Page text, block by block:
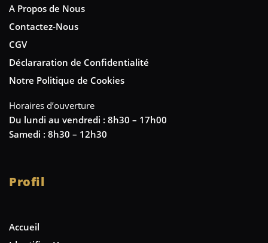
A Propos de Nous
Contactez-Nous
CGV
Déclararation de Confidentialité
Notre Politique de Cookies
Horaires d’ouverture
Du lundi au vendredi : 8h30 – 17h00
Samedi : 8h30 – 12h30
Profil
Accueil